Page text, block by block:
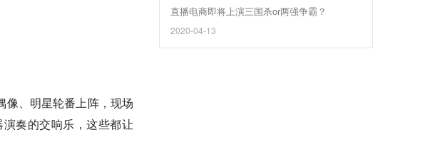
像、明星轮番上阵，现场
奏的交响乐，这些都让
直播电商即将上演三国杀or两强争霸？
2020-04-13